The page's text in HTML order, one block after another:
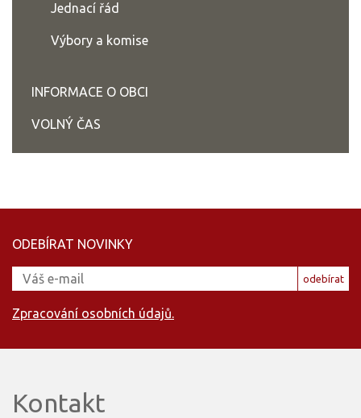
Jednací řád
Výbory a komise
INFORMACE O OBCI
VOLNÝ ČAS
ODEBÍRAT NOVINKY
odebírat
Zpracování osobních údajů.
Kontakt